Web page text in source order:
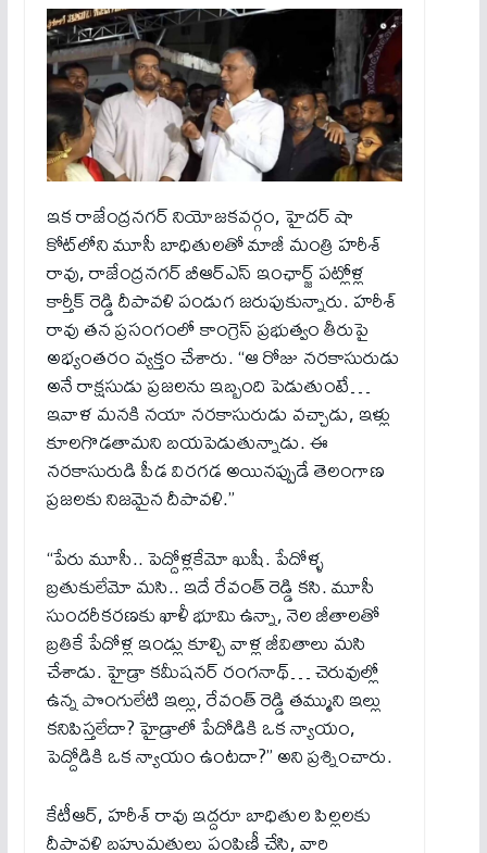
ఇక‌ రాజేంద్రనగర్ నియోజకవర్గం, హైదర్ షా
కోట్‌లోని మూసీ బాధితులతో మాజీ మంత్రి హరీశ్
రావు, రాజేంద్రనగర్ బీఆర్‌ఎస్ ఇంఛార్జ్ పట్లోళ్ల
కార్తీక్ రెడ్డి దీపావళి పండుగ జరుపుకున్నారు. హరీశ్
రావు తన ప్రసంగంలో కాంగ్రెస్ ప్రభుత్వం తీరుపై
అభ్యంతరం వ్యక్తం చేశారు. “ఆ రోజు నరకాసురుడు
అనే రాక్షసుడు ప్రజలను ఇబ్బంది పెడుతుంటే…
ఇవాళ మనకి నయా నరకాసురుడు వచ్చాడు, ఇళ్లు
కూలగొడతామని బయపెడుతున్నాడు. ఈ
నరకాసురుడి పీడ విరగడ అయినప్పుడే తెలంగాణ
ప్రజలకు నిజమైన దీపావళి.”
“పేరు మూసీ.. పెద్దోళ్లకేమో ఖుషీ. పేదోళ్ళ
బ్రతుకులేమో మసి.. ఇదే రేవంత్ రెడ్డి కసి. మూసీ
సుందరీకరణకు ఖాళీ భూమి ఉన్నా, నెల జీతాలతో
బ్రతికే పేదోళ్ల ఇండ్లు కూల్చి వాళ్ల జీవితాలు మసి
చేశాడు. హైడ్రా కమీషనర్ రంగనాథ్… చెరువుల్లో
ఉన్న పొంగులేటి ఇల్లు, రేవంత్ రెడ్డి తమ్ముని ఇల్లు
కనిపిస్తలేదా? హైడ్రాలో పేదోడికి ఒక న్యాయం,
పెద్దోడికి ఒక న్యాయం ఉంటదా?” అని ప్రశ్నించారు.
కేటీఆర్, హరీశ్ రావు ఇద్దరూ బాధితుల పిల్లలకు
దీపావళి బహుమతులు పంపిణీ చేసి, వారి